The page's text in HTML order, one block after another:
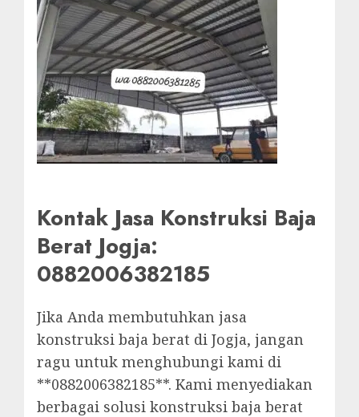
Kontak Jasa Konstruksi Baja
Berat Jogja:
0882006382185
Jika Anda membutuhkan jasa
konstruksi baja berat di Jogja, jangan
ragu untuk menghubungi kami di
**0882006382185**. Kami menyediakan
berbagai solusi konstruksi baja berat